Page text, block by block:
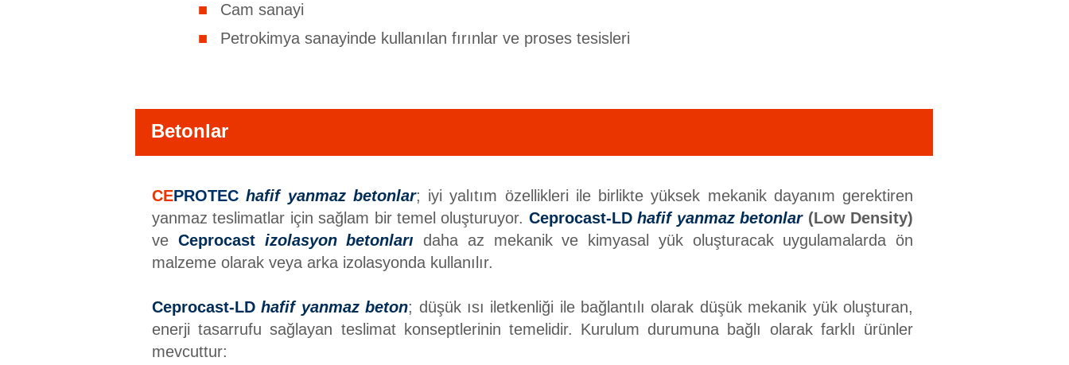
Cam sanayi
Petrokimya sanayinde kullanılan fırınlar ve proses tesisleri
Betonlar
CEPROTEC hafif yanmaz betonlar; iyi yalıtım özellikleri ile birlikte yüksek mekanik dayanım gerektiren
yanmaz teslimatlar için sağlam bir temel oluşturuyor. Ceprocast-LDhafif yanmaz betonlar (Low Density)
ve Ceprocast izolasyon betonları daha az mekanik ve kimyasal yük oluşturacak uygulamalarda ön
malzeme olarak veya arka izolasyonda kullanılır.
Ceprocast-LDhafif yanmaz beton; düşük ısı iletkenliği ile bağlantılı olarak düşük mekanik yük oluşturan,
enerji tasarrufu sağlayan teslimat konseptlerinin temelidir. Kurulum durumuna bağlı olarak farklı ürünler
mevcuttur: